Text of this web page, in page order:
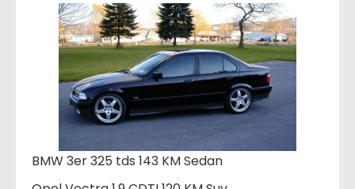
BMW 3er 325 tds 143 KM Sedan